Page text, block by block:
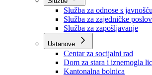
Organizacije
Službe
Služba za odnose s javnošću
Služba za zajedničke poslove
Služba za zapošljavanje
Ustanove